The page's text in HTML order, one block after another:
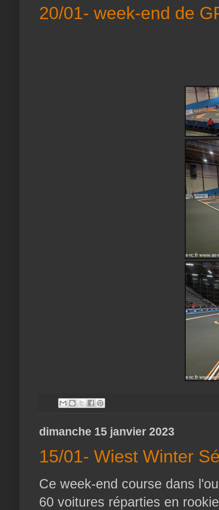
20/01- week-end de
dimanche 15 janvier 2023
15/01- Wiest Winter
Ce week-end course dans
60 voitures réparties en